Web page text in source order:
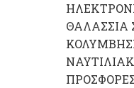
ΘΑΛΑΣΣΙΑ